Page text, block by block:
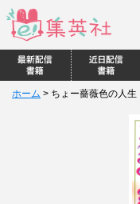
ホーム > ちょー薔薇色の人生